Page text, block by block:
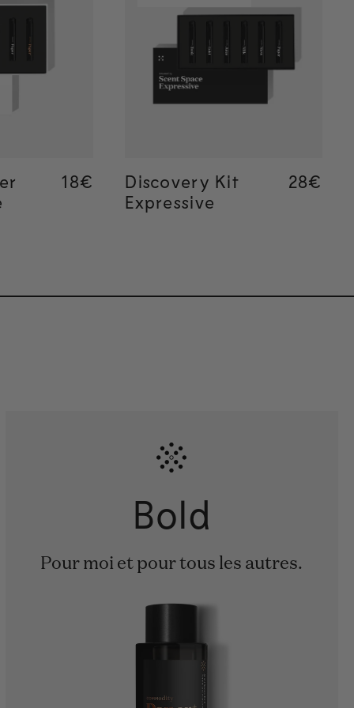
Regular price
18€
Regular price
18€
Discovery Kit
Expressive
28€
28€
Bold
Pour moi et pour tous les autres.